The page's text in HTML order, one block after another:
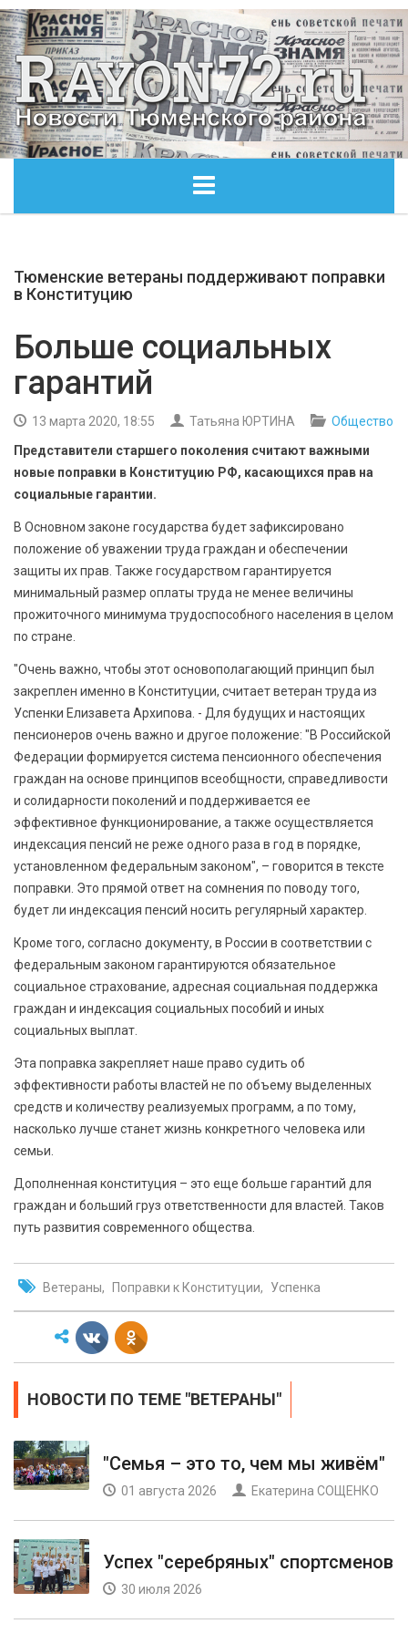
ОБЩЕСТВО
КУЛЬТУРА
БЕЗОПАСНОСТЬ
Тюменские ветераны поддерживают поправки
в Конституцию
Больше социальных
гарантий
13 марта 2020, 18:55 Татьяна ЮРТИНА
Общество
Представители старшего поколения считают важными
новые поправки в Конституцию РФ, касающихся прав на
социальные гарантии.
В Основном законе государства будет зафиксировано
положение об уважении труда граждан и обеспечении
защиты их прав. Также государством гарантируется
минимальный размер оплаты труда не менее величины
прожиточного минимума трудоспособного населения в целом
по стране.
"Очень важно, чтобы этот основополагающий принцип был
закреплен именно в Конституции, считает ветеран труда из
Успенки Елизавета Архипова. - Для будущих и настоящих
пенсионеров очень важно и другое положение: "В Российской
Федерации формируется система пенсионного обеспечения
граждан на основе принципов всеобщности, справедливости
и солидарности поколений и поддерживается ее
эффективное функционирование, а также осуществляется
индексация пенсий не реже одного раза в год в порядке,
установленном федеральным законом", – говорится в тексте
поправки. Это прямой ответ на сомнения по поводу того,
будет ли индексация пенсий носить регулярный характер.
Кроме того, согласно документу, в России в соответствии с
федеральным законом гарантируются обязательное
социальное страхование, адресная социальная поддержка
граждан и индексация социальных пособий и иных
социальных выплат.
Эта поправка закрепляет наше право судить об
эффективности работы властей не по объему выделенных
средств и количеству реализуемых программ, а по тому,
насколько лучше станет жизнь конкретного человека или
семьи.
Дополненная конституция – это еще больше гарантий для
граждан и больший груз ответственности для властей. Таков
путь развития современного общества.
Ветераны Поправки к Конституции Успенка
НОВОСТИ ПО ТЕМЕ "ВЕТЕРАНЫ"
"Семья – это то, чем мы живём"
01 августа 2026 Екатерина СОЩЕНКО
Успех "серебряных" спортсменов
30 июля 2026